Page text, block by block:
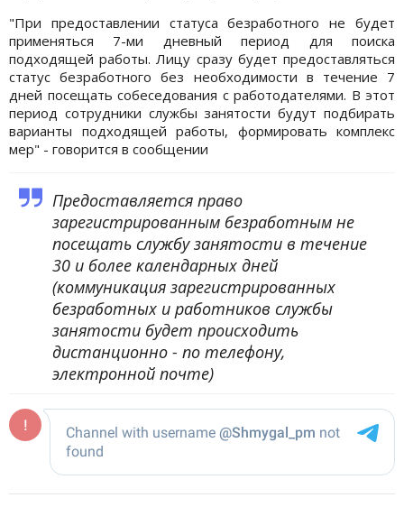
"При предоставлении статуса безработного не будет
применяться 7-ми дневный период для поиска
подходящей работы. Лицу сразу будет предоставляться
статус безработного без необходимости в течение 7
дней посещать собеседования с работодателями. В этот
период сотрудники службы занятости будут подбирать
варианты подходящей работы, формировать комплекс
мер" - говорится в сообщении
Предоставляется право
зарегистрированным безработным не
посещать службу занятости в течение
30 и более календарных дней
(коммуникация зарегистрированных
безработных и работников службы
занятости будет происходить
дистанционно - по телефону,
электронной почте)